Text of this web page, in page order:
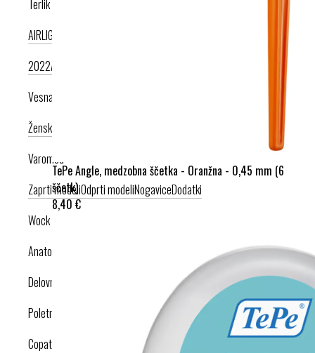
TePe Angle, medzobna ščetka - Oranžna - 0,45 mm (6
ščetk)
8,40 €
Terlik Sabo
AIRLIGHT PODPLAT II. NOVI
2022AIRLIGHT PODPLAT I. KRIŽNI PAŠČEK
Vesna anatomic
Ženska kolekcija
Varomed
Zaprti modeliOdprti modeliNogaviceDodatki
Wock
Anatomska obutev
Delovna obutev s certifikatom
Poletna obutev
Copati